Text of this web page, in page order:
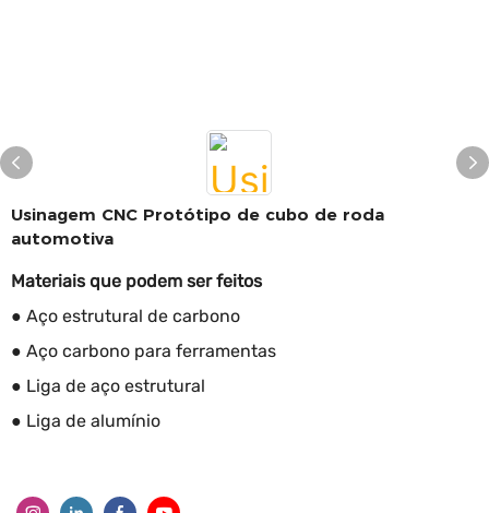
Usinagem CNC Protótipo de cubo de roda
automotiva
Materiais que podem ser feitos
● Aço estrutural de carbono
● Aço carbono para ferramentas
● Liga de aço estrutural
● Liga de alumínio